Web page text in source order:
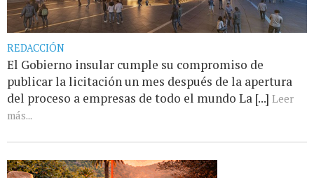
REDACCIÓN
El Gobierno insular cumple su compromiso de
publicar la licitación un mes después de la apertura
del proceso a empresas de todo el mundo La [...] Leer
más...